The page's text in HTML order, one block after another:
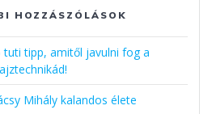
HOZZÁSZÓLÁSOK
tuti tipp, amitől javulni fog a
Mihály kalandos élete